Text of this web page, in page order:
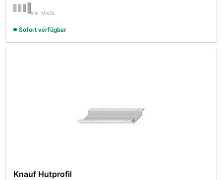
inkl. MwSt.
Sofort verfügbar
Knauf Hutprofil